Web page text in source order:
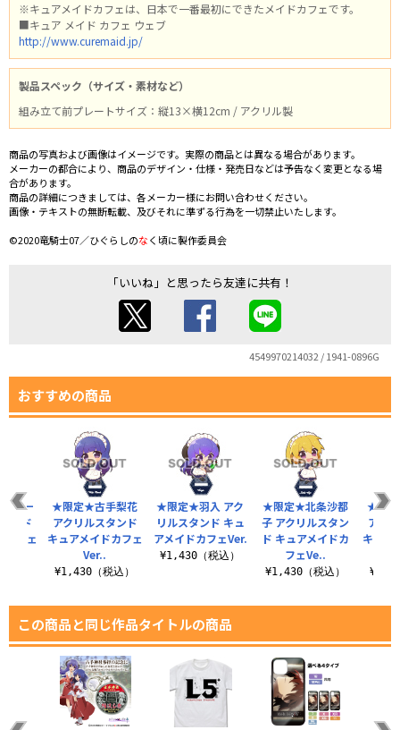
※キュアメイドカフェは、日本で一番最初にできたメイドカフェです。
■キュア メイド カフェ ウェブ
http://www.curemaid.jp/
製品スペック（サイズ・素材など）
組み立て前プレートサイズ：縦13×横12cm / アクリル製
商品の写真および画像はイメージです。実際の商品とは異なる場合があります。
メーカーの都合により、商品のデザイン・仕様・発売日などは予告なく変更となる場
合があります。
商品の詳細につきましては、各メーカー様にお問い合わせください。
画像・テキストの無断転載、及びそれに準ずる行為を一切禁止いたします。
©2020竜騎士07／ひぐらしのなく頃に製作委員会
「いいね」と思ったら友達に共有！
4549970214032 / 1941-0896G
おすすめの商品
★限定★羽入 アク
リルスタンド キュ
アメイドカフェVer.
¥1,430（税込）
★限定★北条沙都
子 アクリルスタン
ド キュアメイドカ
フェVe..
¥1,430（税込）
★限
アク
キュア
圭一
ンド
カフェ
★限定★古手梨花
アクリルスタンド
キュアメイドカフェ
Ver..
¥1,430（税込）
この商品と同じ作品タイトルの商品